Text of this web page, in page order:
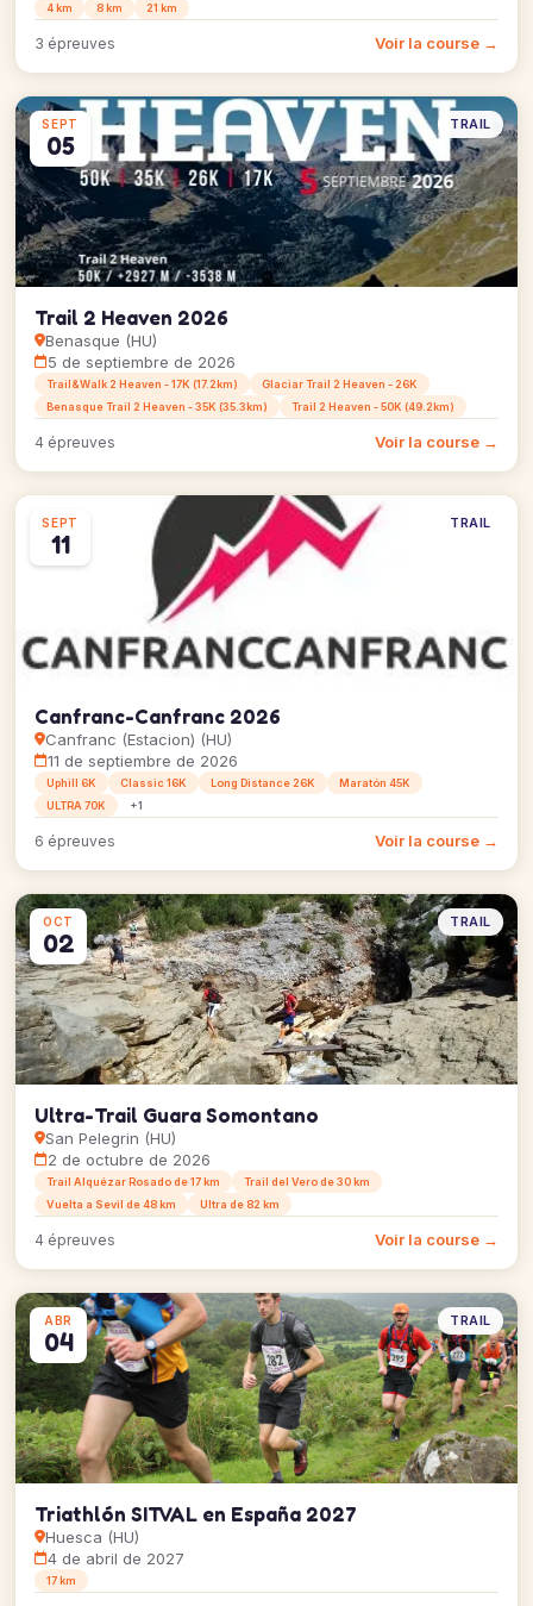
4 km 8 km 21 km
3 épreuves Voir la course →
SEPT
05
TRAIL
Trail 2 Heaven 2026
Benasque (HU)
5 de septiembre de 2026
Trail&Walk 2 Heaven - 17K (17.2km)
Glaciar Trail 2 Heaven - 26K
Benasque Trail 2 Heaven - 35K (35.3km)
Trail 2 Heaven - 50K (49.2km)
4 épreuves Voir la course →
SEPT
11
TRAIL
Canfranc-Canfranc 2026
Canfranc (Estacion) (HU)
11 de septiembre de 2026
Uphill 6K Classic 16K Long Distance 26K
Maratón 45K
ULTRA 70K
+1
6 épreuves Voir la course →
OCT
02
TRAIL
Ultra-Trail Guara Somontano
San Pelegrin (HU)
2 de octubre de 2026
Trail Alquézar Rosado de 17 km
Trail del Vero de 30 km
Vuelta a Sevil de 48 km
Ultra de 82 km
4 épreuves Voir la course →
ABR
04
TRAIL
Triathlón SITVAL en España 2027
Huesca (HU)
4 de abril de 2027
17 km